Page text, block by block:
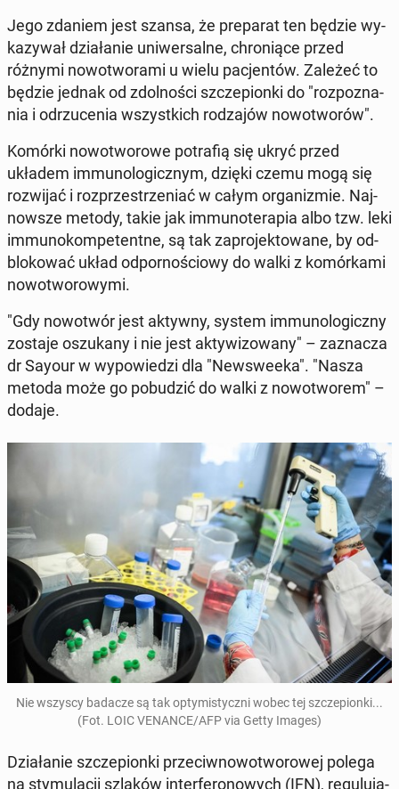
Jego zdaniem jest szansa, że pre­pa­rat ten będzie wy­
ka­zy­wał dzia­ła­nie uni­wer­sal­ne, chro­nią­ce przed
różnymi no­wo­two­ra­mi u wielu pa­cjen­tów. Zależeć to
będzie jednak od zdol­no­ści szcze­pion­ki do "roz­po­zna­
nia i od­rzu­ce­nia wszyst­kich ro­dza­jów no­wo­two­rów".
Komórki no­wo­two­ro­we po­tra­fią się ukryć przed
układem im­mu­no­lo­gicz­nym, dzięki czemu mogą się
roz­wi­jać i roz­prze­strze­niać w całym or­ga­ni­zmie. Naj­
now­sze metody, takie jak im­mu­no­te­ra­pia albo tzw. leki
im­mu­no­kom­pe­tent­ne, są tak za­pro­jek­to­wa­ne, by od­
blo­ko­wać układ od­por­no­ścio­wy do walki z ko­mór­ka­mi
no­wo­two­ro­wy­mi.
"Gdy no­wo­twór jest aktywny, system im­mu­no­lo­gicz­ny
zostaje oszu­ka­ny i nie jest ak­ty­wi­zo­wa­ny" – za­zna­cza
dr Sayour w wy­po­wie­dzi dla "New­swe­eka". "Nasza
metoda może go po­bu­dzić do walki z no­wo­two­rem" –
dodaje.
Nie wszyscy badacze są tak opty­mi­stycz­ni wobec tej szcze­pion­ki...
(Fot. LOIC VENANCE/AFP via Getty Images)
Dzia­ła­nie szcze­pion­ki prze­ciw­no­wo­two­ro­wej polega
na sty­mu­la­cji szlaków in­ter­fe­ro­no­wych (IFN), re­gu­lu­ją­